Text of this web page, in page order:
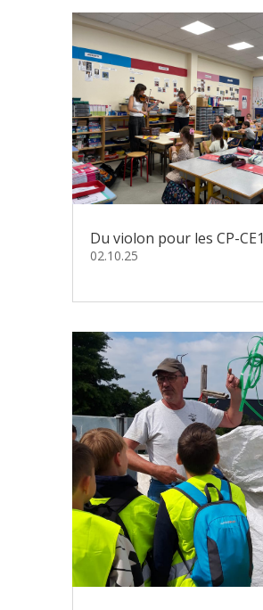
Du violon pour les CP-CE1
02.10.25